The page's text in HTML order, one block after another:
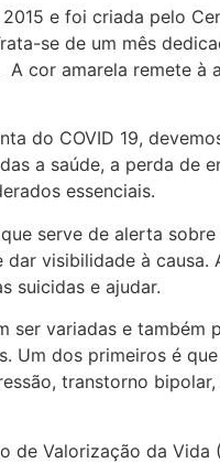
e foi criada pelo
se de um mês
cor amarela remete à
do COVID 19,
a saúde, a perda de
essenciais.
serve de alerta
visibilidade à
suicidas e ajudar.
variadas e também
Um dos primeiros é
transtorno
de Valorização da